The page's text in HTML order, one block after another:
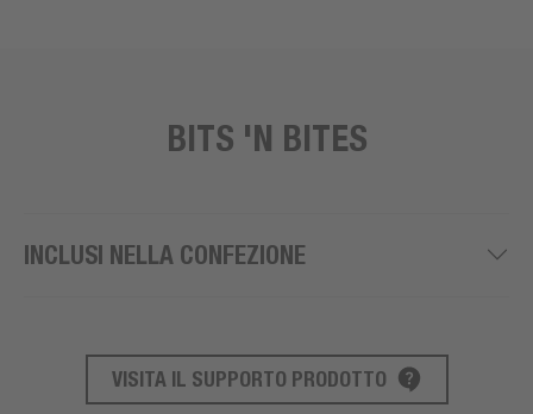
BITS 'N BITES
INCLUSI NELLA CONFEZIONE
SUPPORTO AL PRODOTTO
VISITA IL SUPPORTO PRODOTTO